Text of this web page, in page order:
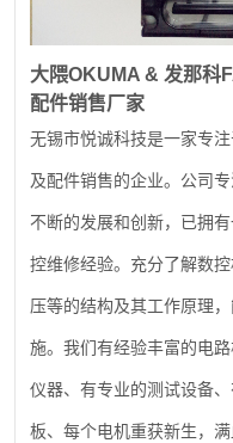
大隈OKUMA & 发那科
配件销售厂家
无锡市悦诚科技是一家专
及配件销售的企业。公司
不断的发展和创新，已拥
控维修经验。充分了解数
压等的结构及其工作原理
施。我们有经验丰富的电
仪器、有专业的测试设备
板、每个电机重获新生，满